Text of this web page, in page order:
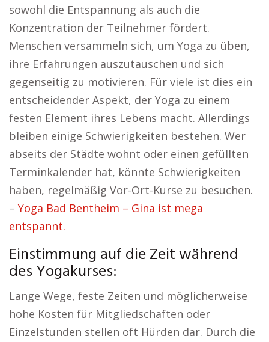
sowohl die Entspannung als auch die
Konzentration der Teilnehmer fördert.
Menschen versammeln sich, um Yoga zu üben,
ihre Erfahrungen auszutauschen und sich
gegenseitig zu motivieren. Für viele ist dies ein
entscheidender Aspekt, der Yoga zu einem
festen Element ihres Lebens macht. Allerdings
bleiben einige Schwierigkeiten bestehen. Wer
abseits der Städte wohnt oder einen gefüllten
Terminkalender hat, könnte Schwierigkeiten
haben, regelmäßig Vor-Ort-Kurse zu besuchen.
– Yoga Bad Bentheim – Gina ist mega
entspannt.
Einstimmung auf die Zeit während
des Yogakurses:
Lange Wege, feste Zeiten und möglicherweise
hohe Kosten für Mitgliedschaften oder
Einzelstunden stellen oft Hürden dar. Durch die